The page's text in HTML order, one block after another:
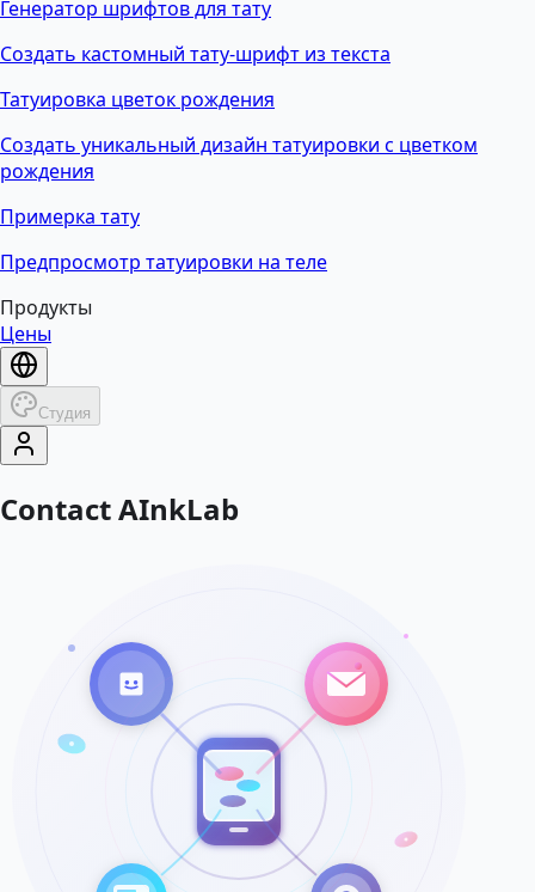
Генератор шрифтов для тату
Создать кастомный тату-шрифт из текста
Татуировка цветок рождения
Создать уникальный дизайн татуировки с цветком
рождения
Примерка тату
Предпросмотр татуировки на теле
Продукты
Цены
Студия
Contact AInkLab